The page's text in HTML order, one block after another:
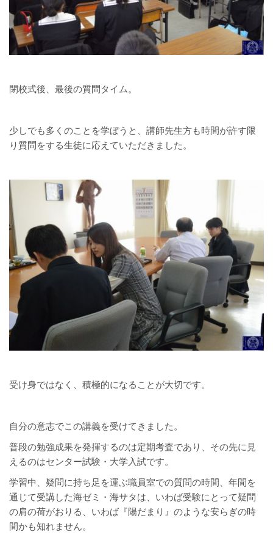
閉校式後、最後の質問タイム。
少しでも多くのことを学ぼうと、講師先生方も時間が許す限
り質問をする生徒に応えていただきました。
受け身ではなく、積極的になることが大切です。
自分の意志でこの講義を受けてきました。
普段の勉強成果を発揮するのは定期考査であり、その先に見
えるのはセンター試験・大学入試です。
学習中、疑問に持ち足を運ぶ職員室での質問の時間、年間を
通じて受講した海ゼミ・海サタは、いわば受験にとって疑問
の肩の荷がおりる、いわば『陽だまり』のような安らぎの時
間かも知れません。